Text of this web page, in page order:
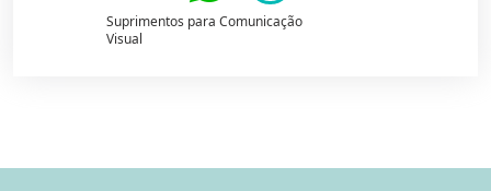
Suprimentos para Comunicação
Visual